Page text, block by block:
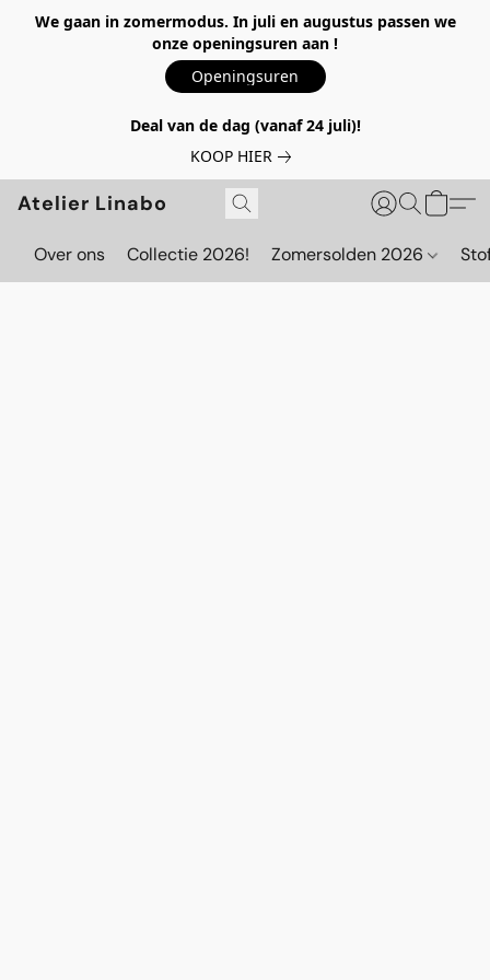
We gaan in zomermodus. In juli en augustus passen we
onze openingsuren aan !
Openingsuren
Deal van de dag (vanaf 24 juli)!
KOOP HIER
Atelier Linabo
Over ons Collectie 2026! Zomersolden 2026